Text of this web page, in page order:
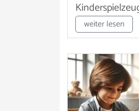
weiter lesen